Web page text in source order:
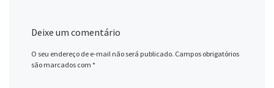
Deixe um comentário
O seu endereço de e-mail não será publicado. Campos obrigatórios
são marcados com*